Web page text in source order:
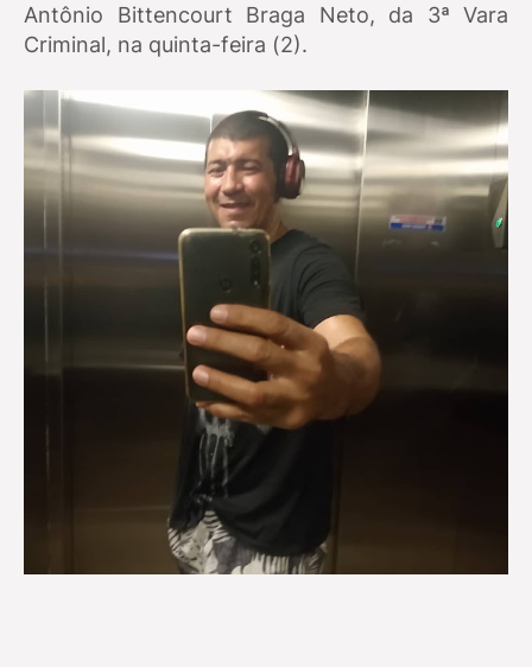
Antônio Bittencourt Braga Neto, da 3ª Vara
Criminal, na quinta-feira (2).